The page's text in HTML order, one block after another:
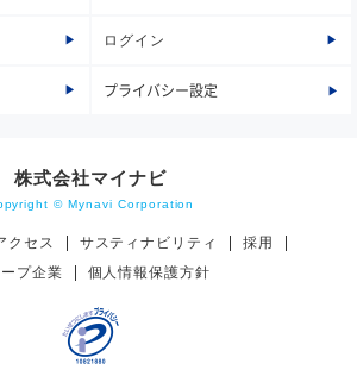
ログイン
プライバシー設定
株式会社マイナビ
© Mynavi Corporation
クセス サスティナビリティ
採用
プ企業
個人情報保護方針